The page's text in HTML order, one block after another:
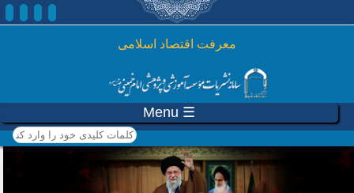
رفتن به محتوای اصلی
معرفت اقتصاد اسلامی
☰ Menu
کلمات کلیدی خود را وارد
کنید